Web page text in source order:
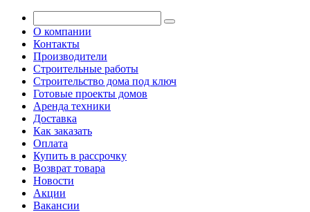
О компании
Контакты
Производители
Строительные работы
Строительство дома под ключ
Готовые проекты домов
Аренда техники
Доставка
Как заказать
Оплата
Купить в рассрочку
Возврат товара
Новости
Акции
Вакансии